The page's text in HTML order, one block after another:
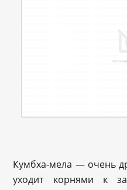
Кумбха-мела — очень
уходит корнями к